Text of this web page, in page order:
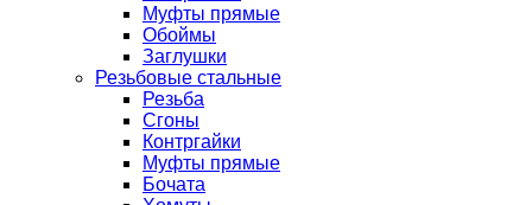
Муфты прямые
Обоймы
Заглушки
Резьбовые стальные
Резьба
Сгоны
Контргайки
Муфты прямые
Бочата